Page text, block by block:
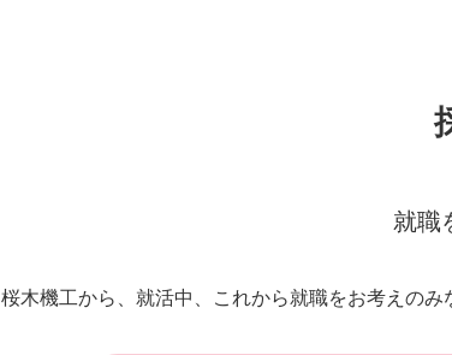
就職
桜木機工から、就活中、これから就職をお考えの